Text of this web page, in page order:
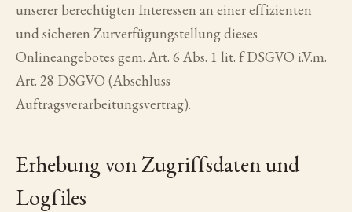
unserer berechtigten Interessen an einer effizienten
und sicheren Zurverfügungstellung dieses
Onlineangebotes gem. Art. 6 Abs. 1 lit. f DSGVO i.V.m.
Art. 28 DSGVO (Abschluss
Auftragsverarbeitungsvertrag).
Erhebung von Zugriffsdaten und
Logfiles